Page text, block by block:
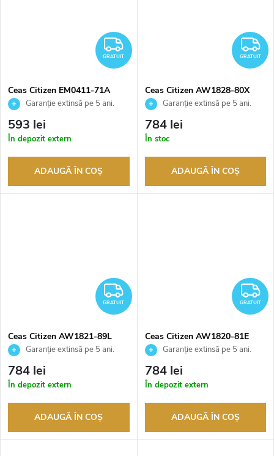
GRATUIT
GRATUIT
Ceas Citizen EM0411-71A
Garanție extinsă pe 5 ani.
Până la 100 de zile pentru
returnarea bunurilor. Vânzător
autorizat
593 lei
În depozit extern
ADAUGĂ ÎN COŞ
GRATUIT
Ceas Citizen AW1828-80X
Garanție extinsă pe 5 ani.
Până la 100 de zile pentru
returnarea bunurilor. Vânzător
784 lei
În stoc
ADAUGĂ ÎN COŞ
GRATUIT
GRATUIT
Ceas Citizen AW1821-89L
Garanție extinsă pe 5 ani.
Până la 100 de zile pentru
returnarea bunurilor. Vânzător
autorizat
784 lei
În depozit extern
ADAUGĂ ÎN COŞ
GRATUIT
Ceas Citizen AW1820-81E
Garanție extinsă pe 5 ani.
Până la 100 de zile pentru
returnarea bunurilor. Vânzător
autorizat
784 lei
În depozit extern
ADAUGĂ ÎN COŞ